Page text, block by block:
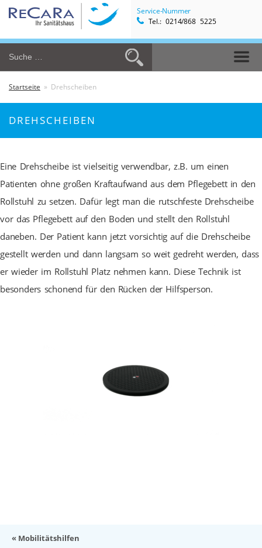
Service-Nummer
Tel.: 0214/868 5225
Startseite » Drehscheiben
DREHSCHEIBEN
Eine Drehscheibe ist vielseitig verwendbar, z.B. um einen
Patienten ohne großen Kraftaufwand aus dem Pflegebett in den
Rollstuhl zu setzen. Dafür legt man die rutschfeste Drehscheibe
vor das Pflegebett auf den Boden und stellt den Rollstuhl
daneben. Der Patient kann jetzt vorsichtig auf die Drehscheibe
gestellt werden und dann langsam so weit gedreht werden, dass
er wieder im Rollstuhl Platz nehmen kann. Diese Technik ist
besonders schonend für den Rücken der Hilfsperson.
« Mobilitätshilfen